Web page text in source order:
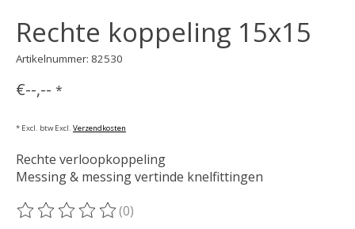
Rechte koppeling 15x15
Artikelnummer: 82530
€--,-- *
* Excl. btw Excl. Verzendkosten
Rechte verloopkoppeling
Messing & messing vertinde knelfittingen
De beoordeling van dit product is
(0)